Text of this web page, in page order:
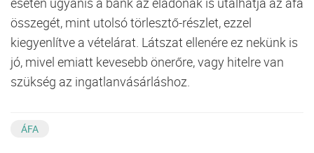
összegét, mint utolsó törlesztő-részlet, ezzel
kiegyenlítve a vételárat. Látszat ellenére ez nekünk is
jó, mivel emiatt kevesebb önerőre, vagy hitelre van
szükség az ingatlanvásárláshoz.
ÁFA